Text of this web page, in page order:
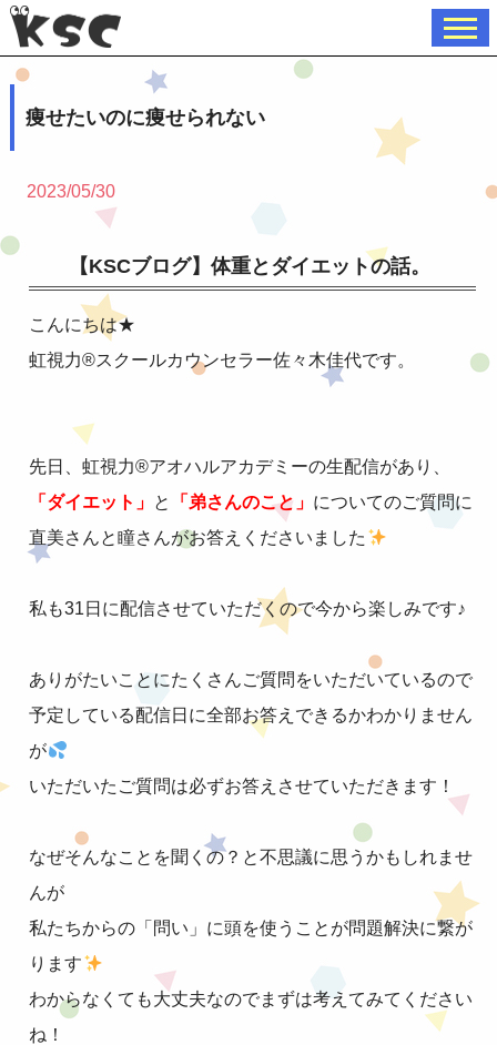
痩せたいのに痩せられない
2023/05/30
【KSCブログ】体重とダイエットの話。
こんにちは★
虹視力®︎スクールカウンセラー佐々木佳代です。
先日、虹視力®︎アオハルアカデミーの生配信があり、
「ダイエット」 と 「弟さんのこと」 についてのご質問に
直美さんと瞳さんがお答えくださいました
私も31日に配信させていただくので今から楽しみです♪
ありがたいことにたくさんご質問をいただいているので
予定している配信日に全部お答えできるかわかりません
が
いただいたご質問は必ずお答えさせていただきます！
なぜそんなことを聞くの？と不思議に思うかもしれませ
んが
私たちからの「問い」に頭を使うことが問題解決に繋が
ります
わからなくても大丈夫なのでまずは考えてみてください
ね！